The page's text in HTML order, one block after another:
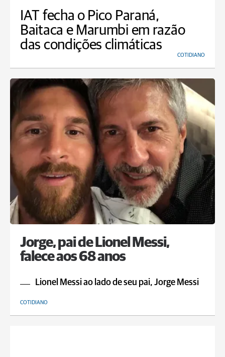
IAT fecha o Pico Paraná,
Baitaca e Marumbi em razão
das condições climáticas
COTIDIANO
Jorge, pai de Lionel Messi,
falece aos 68 anos
Lionel Messi ao lado de seu pai, Jorge Messi
COTIDIANO